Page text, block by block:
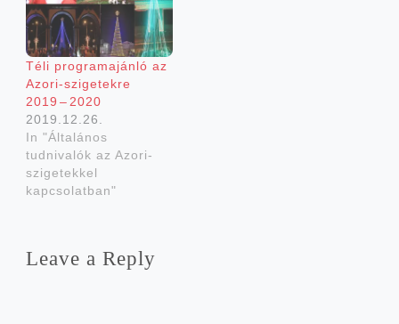
Téli prog­ram­aján­ló az
Azori-szigetekre
2019 – 2020
2019.12.26.
In "Általános
tudnivalók az Azori-
szigetekkel
kapcsolatban"
Leave a Reply